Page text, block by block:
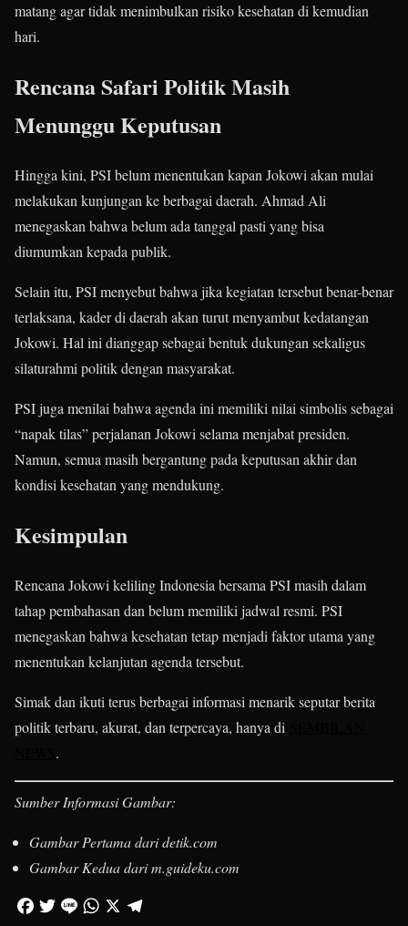
matang agar tidak menimbulkan risiko kesehatan di kemudian
hari.
Rencana Safari Politik Masih
Menunggu Keputusan
Hingga kini, PSI belum menentukan kapan Jokowi akan mulai
melakukan kunjungan ke berbagai daerah. Ahmad Ali
menegaskan bahwa belum ada tanggal pasti yang bisa
diumumkan kepada publik.
Selain itu, PSI menyebut bahwa jika kegiatan tersebut benar-benar
terlaksana, kader di daerah akan turut menyambut kedatangan
Jokowi. Hal ini dianggap sebagai bentuk dukungan sekaligus
silaturahmi politik dengan masyarakat.
PSI juga menilai bahwa agenda ini memiliki nilai simbolis sebagai
“napak tilas” perjalanan Jokowi selama menjabat presiden.
Namun, semua masih bergantung pada keputusan akhir dan
kondisi kesehatan yang mendukung.
Kesimpulan
Rencana Jokowi keliling Indonesia bersama PSI masih dalam
tahap pembahasan dan belum memiliki jadwal resmi. PSI
menegaskan bahwa kesehatan tetap menjadi faktor utama yang
menentukan kelanjutan agenda tersebut.
Simak dan ikuti terus berbagai informasi menarik seputar berita
politik terbaru, akurat, dan terpercaya, hanya di
.
Sumber Informasi Gambar:
Gambar Pertama dari detik.com
Gambar Kedua dari m.guideku.com